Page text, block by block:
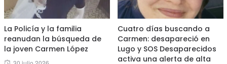
La Policía y la familia
reanudan la búsqueda de
la joven Carmen López
Posted
Cuatro días buscando a
Carmen: desapareció en
Lugo y SOS Desaparecidos
activa una alerta de alta